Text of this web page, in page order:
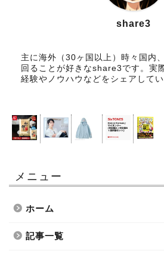
share3
主に海外（30ヶ国以上）時々国内
回ることが好きなshare3です。実
経験やノウハウなどをシェアしてい
メニュー
ホーム
記事一覧